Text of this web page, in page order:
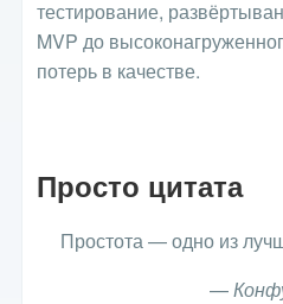
тестирование,
MVP до
потерь в качестве.
Просто цитата
Простота — одно из
—